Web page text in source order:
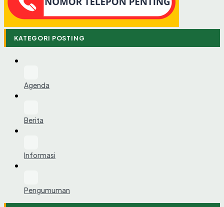
KATEGORI POSTING
Agenda
Berita
Informasi
Pengumuman